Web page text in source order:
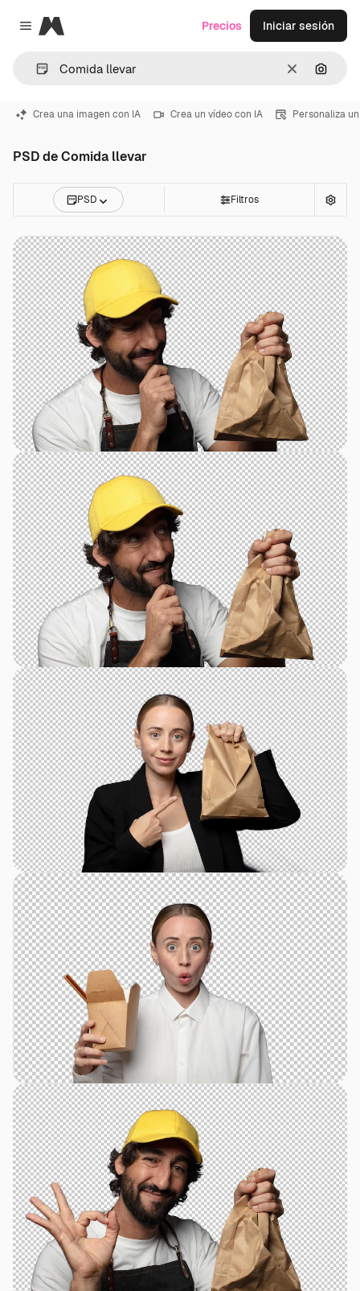
Close menu
Magnific
Borrar
Precios Iniciar sesión
Crea una imagen con IA Crea un vídeo con IA Personaliza
PSD de Comida llevar
PSD Filtros